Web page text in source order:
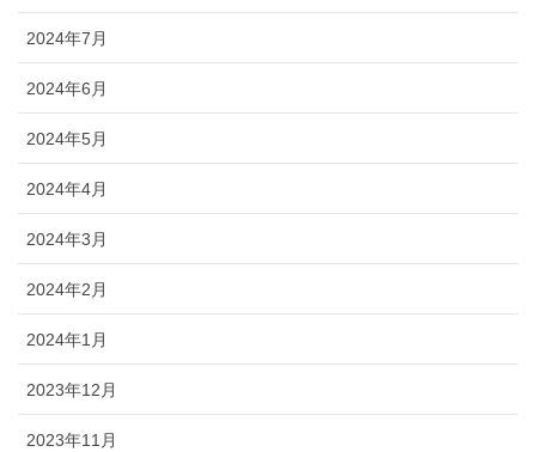
2024年7月
2024年6月
2024年5月
2024年4月
2024年3月
2024年2月
2024年1月
2023年12月
2023年11月